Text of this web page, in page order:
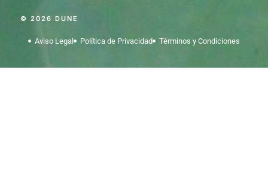
© 2026 DUNE
Aviso Legal Política de Privacidad Términos y Condiciones